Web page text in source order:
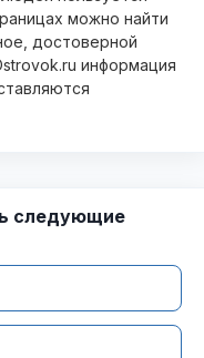
можно найти
достоверной
информация
следующие